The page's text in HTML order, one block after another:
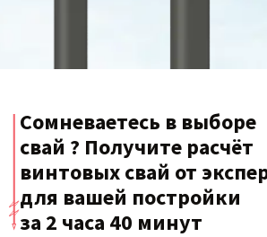
Сомневаетесь в выборе
свай ? Получите расчёт
винтовых свай от
для вашей постройки
за 2 часа 40 минут